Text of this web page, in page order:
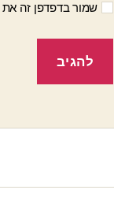
שמור בדפדפן זה